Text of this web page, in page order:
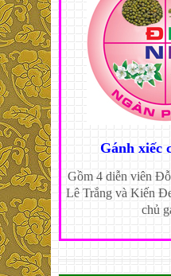
Gánh xiếc
Gồm 4 diễn viên
Lê Trắng và Kiến
chủ